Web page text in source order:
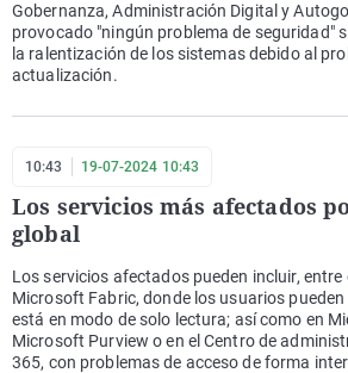
Gobernanza, Administración Digital y
provocado "ningún problema de seguridad"
la ralentización de los sistemas debido al
actualización.
10:43 19-07-2024 10:43
Los servicios más afectados
global
Los servicios afectados pueden incluir,
Microsoft Fabric, donde los usuarios
está en modo de solo lectura; así como en
Microsoft Purview o en el Centro de
365, con problemas de acceso de forma